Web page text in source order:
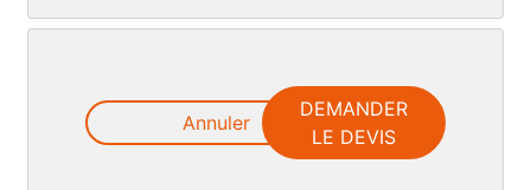
Annuler
DEMANDER
LE DEVIS